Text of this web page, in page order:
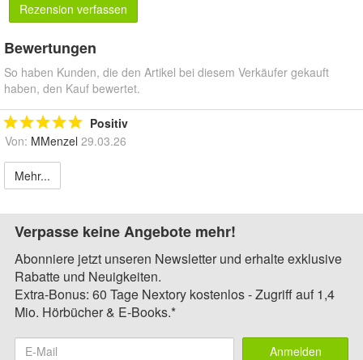
Rezension verfassen
Bewertungen
So haben Kunden, die den Artikel bei diesem Verkäufer gekauft
haben, den Kauf bewertet.
Positiv
Von: MMenzel 29.03.26
Mehr...
Verpasse keine Angebote mehr!
Abonniere jetzt unseren Newsletter und erhalte exklusive
Rabatte und Neuigkeiten.
Extra-Bonus: 60 Tage Nextory kostenlos - Zugriff auf 1,4
Mio. Hörbücher & E-Books.*
Anmelden